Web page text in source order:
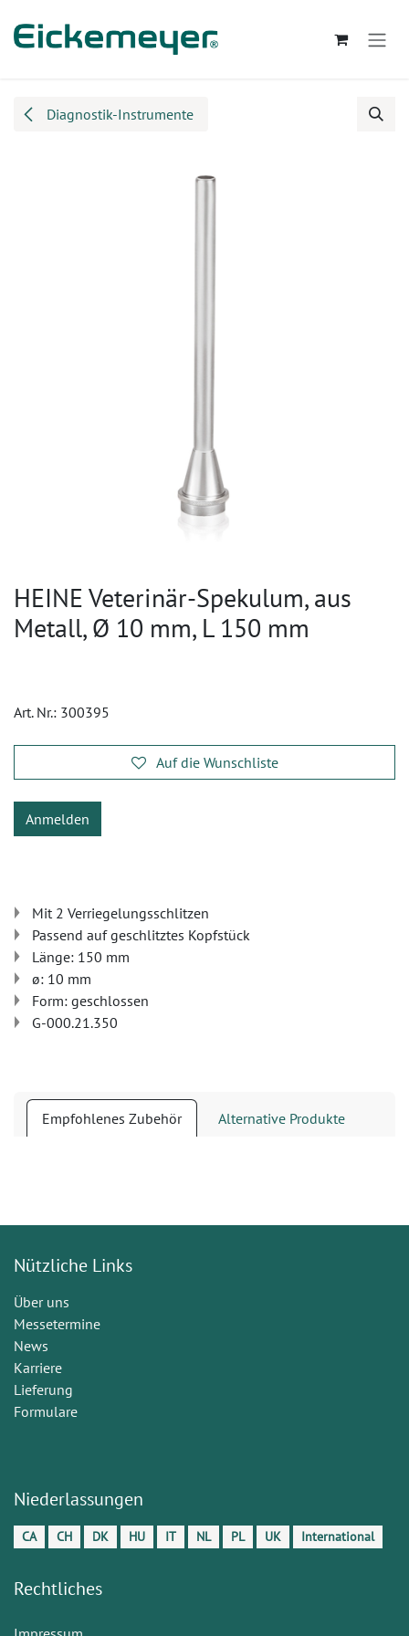
Diagnostik-Instrumente
HEINE Veterinär-Spekulum, aus
Metall, Ø 10 mm, L 150 mm
Art. Nr.: 300395
Auf die Wunschliste
Anmelden
Mit 2 Verriegelungsschlitzen
Passend auf geschlitztes Kopfstück
Länge: 150 mm
ø: 10 mm
Form: geschlossen
G-000.21.350
Empfohlenes Zubehör Alternative Produkte
Nützliche Links
Über uns
Messetermine
News
Karriere
Lieferung
Formulare
Niederlassungen
CA CH DK HU IT NL PL UK International
Rechtliches